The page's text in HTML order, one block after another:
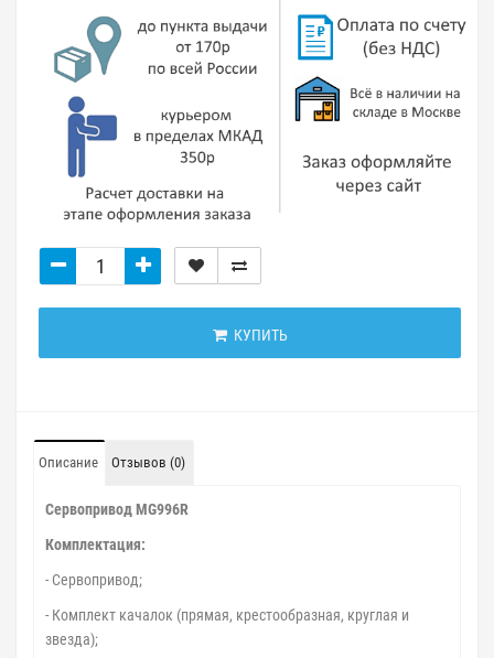
КУПИТЬ
Описание Отзывов (0)
Cервопривод MG996R
Комплектация:
- Сервопривод;
- Комплект качалок (прямая, крестообразная, круглая и
звезда);